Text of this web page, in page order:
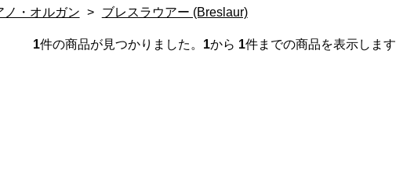
ノ・オルガン > ブレスラウアー (Breslaur)
1件の商品が見つかりました。 1から 1件までの商品を表示します